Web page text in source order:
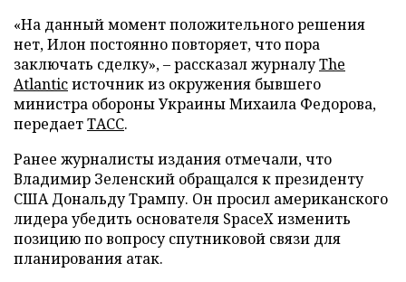
«На данный момент положительного решения
нет, Илон постоянно повторяет, что пора
заключать сделку», – рассказал журналуThe
Atlanticисточник из окружения бывшего
министра обороны Украины Михаила Федорова,
передаетТАСС.
Ранее журналисты издания отмечали, что
Владимир Зеленский обращался к президенту
США Дональду Трампу. Он просил американского
лидера убедить основателя SpaceX изменить
позицию по вопросу спутниковой связи для
планирования атак.